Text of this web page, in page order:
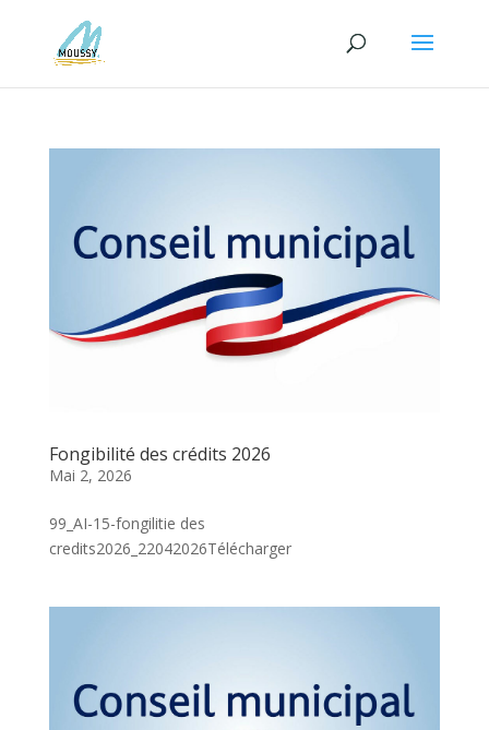
Fongibilité des crédits 2026
Mai 2, 2026
99_AI-15-fongilitie des
credits2026_22042026Télécharger